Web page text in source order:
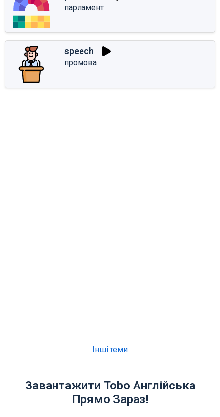
парламент
speech
промова
Інші теми
Завантажити Tobo Англійська
Прямо Зараз!